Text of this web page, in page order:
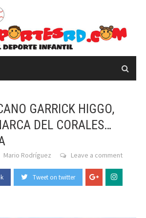
GARRICK HIGGO,
DEL CORALES…
Mario Rodríguez Leave a comment
Tweet on twitter